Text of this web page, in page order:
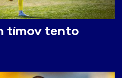
tímov tento